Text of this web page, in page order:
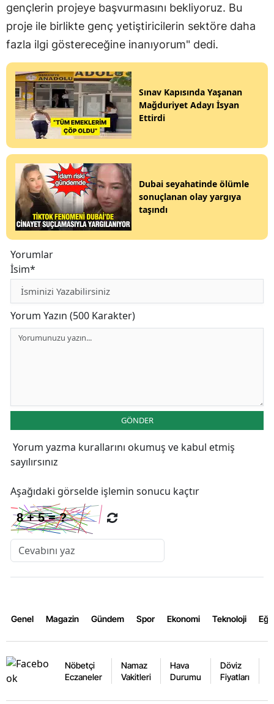
gençlerin projeye başvurmasını bekliyoruz. Bu
proje ile birlikte genç yetiştiricilerin sektöre daha
fazla ilgi göstereceğine inanıyorum" dedi.
Sınav Kapısında Yaşanan
Mağduriyet Adayı İsyan
Ettirdi
Dubai seyahatinde ölümle
sonuçlanan olay yargıya
taşındı
Yorumlar
İsim*
Yorum Yazın (500 Karakter)
GÖNDER
Yorum yazma kurallarını okumuş ve kabul etmiş
sayılırsınız
Aşağıdaki görselde işlemin sonucu kaçtır
Genel Magazin Gündem Spor Ekonomi Teknoloji
Nöbetçi
Eczaneler
Namaz
Vakitleri
Hava
Durumu
Döviz
Fiyatları